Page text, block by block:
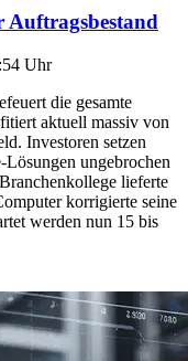
Uhr
die gesamte
aktuell massiv von
Investoren setzen
Lösungen ungebrochen
lieferte
korrigierte seine
werden nun 15 bis